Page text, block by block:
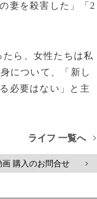
妻を殺害した」「2
ら、女性たちは私
について、「新し
必要はない」と主
ライフ 一覧へ >
画 購入のお問合せ >